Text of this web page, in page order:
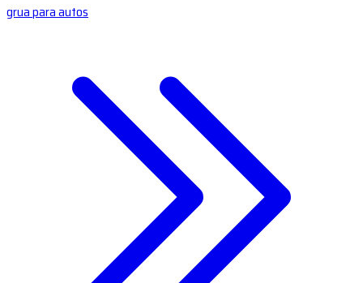
grua para autos